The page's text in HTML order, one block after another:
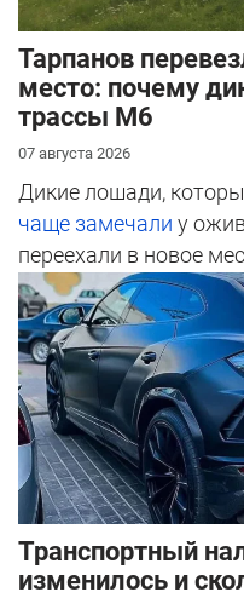
Тарпанов
место: почему
трассы М6
07 августа 2026
Дикие лошади,
чаще замечали у
переехали в новое
Транспортный
изменилось и